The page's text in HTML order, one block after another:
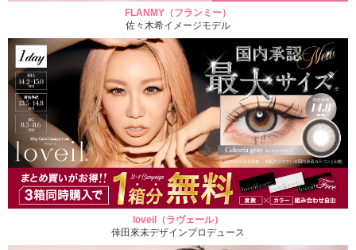
FLANMY（フランミー）
佐々木希イメージモデル
loveil（ラヴェール）
倖田來未デザインプロデュース